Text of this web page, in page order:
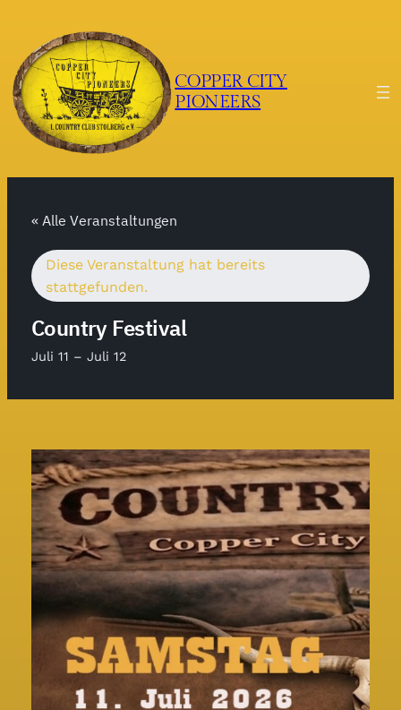
COPPER CITY
PIONEERS
« Alle Veranstaltungen
Diese Veranstaltung hat bereits
stattgefunden.
Country Festival
Juli 11 – Juli 12